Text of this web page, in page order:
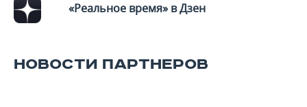
«Реальное время» в Дзен
НОВОСТИ ПАРТНЕРОВ